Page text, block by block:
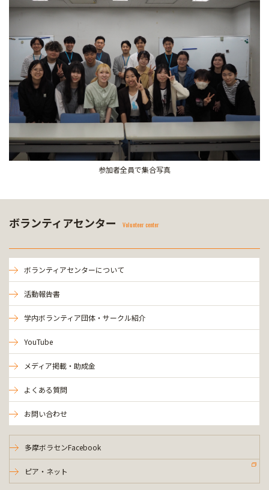
参加者全員で集合写真
ボランティアセンター Volunteer center
ボランティアセンターについて
活動報告書
学内ボランティア団体・サークル紹介
YouTube
メディア掲載・助成金
よくある質問
お問い合わせ
多摩ボラセンFacebook
ピア・ネット